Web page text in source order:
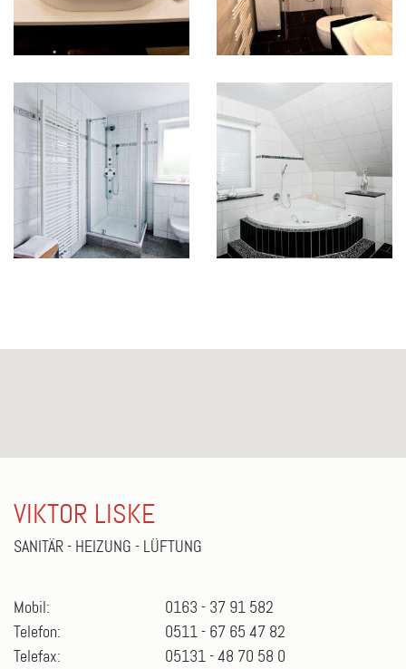
VIKTOR LISKE
SANITÄR - HEIZUNG - LÜFTUNG
Mobil:
0163 - 37 91 582
Telefon:
0511 - 67 65 47 82
Telefax:
05131 - 48 70 58 0